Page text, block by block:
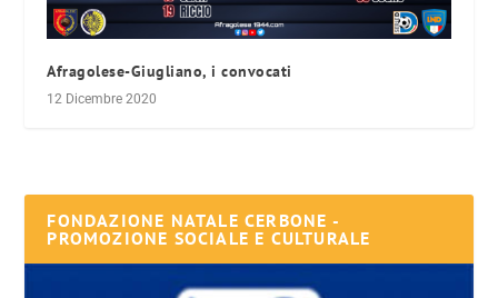
Afragolese-Giugliano, i convocati
12 Dicembre 2020
FONDAZIONE NATALE CERBONE -
PROMOZIONE SOCIALE E CULTURALE